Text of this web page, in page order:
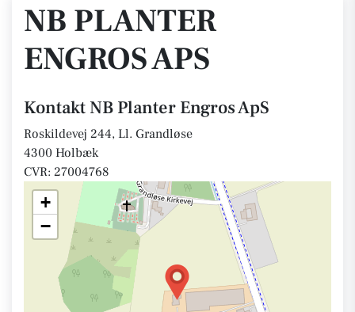
NB PLANTER
ENGROS APS
Kontakt NB Planter Engros ApS
Roskildevej 244, Ll. Grandløse
4300 Holbæk
CVR: 27004768
+
−